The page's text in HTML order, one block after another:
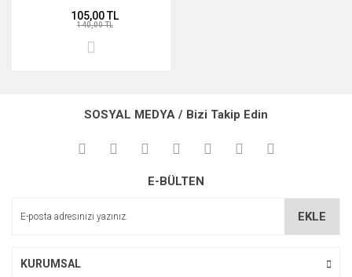
105,00 TL
140,00 TL
SOSYAL MEDYA / Bizi Takip Edin
E-BÜLTEN
EKLE
KURUMSAL